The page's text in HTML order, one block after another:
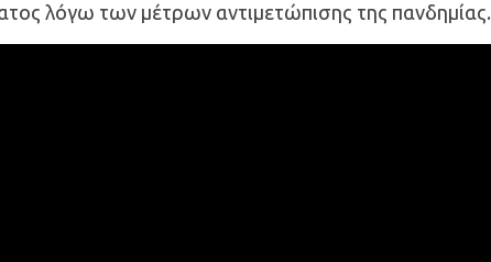
λόγω των μέτρων αντιμετώπισης της πανδημίας.